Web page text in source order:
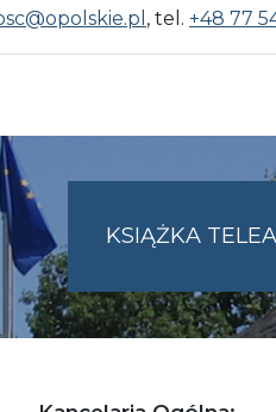
, tel. +48 77
KSIĄŻKA